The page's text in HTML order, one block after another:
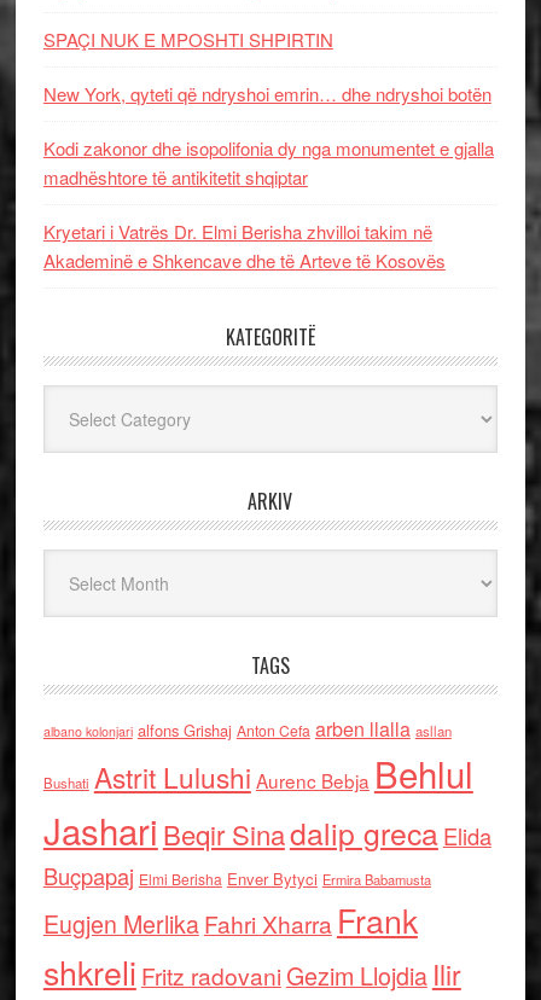
SPAÇI NUK E MPOSHTI SHPIRTIN
New York, qyteti që ndryshoi emrin… dhe ndryshoi botën
Kodi zakonor dhe isopolifonia dy nga monumentet e gjalla
madhështore të antikitetit shqiptar
Kryetari i Vatrës Dr. Elmi Berisha zhvilloi takim në
Akademinë e Shkencave dhe të Arteve të Kosovës
KATEGORITË
ARKIV
TAGS
albano kolonjari alfons Grishaj Anton Cefa arben llalla asllan
Bushati Astrit Lulushi Aurenc Bebja Behlul
Jashari Beqir Sinadalip grecaElida
Buçpapaj Elmi Berisha Enver Bytyci Ermira Babamusta
Eugjen MerlikaFahri Xharra Frank
shkreli Fritz radovaniGezim Llojdia Ilir